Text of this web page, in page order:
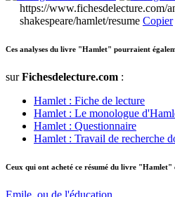
https://www.fichesdelecture.com/
shakespeare/hamlet/resume Copier
Ces analyses du livre "Hamlet" pourraient
surFichesdelecture.com :
Hamlet : Fiche de lecture
Hamlet : Le monologue
Hamlet : Questionnaire
Hamlet : Travail de recherche
Ceux qui ont acheté ce résumé du livre "Hamlet"